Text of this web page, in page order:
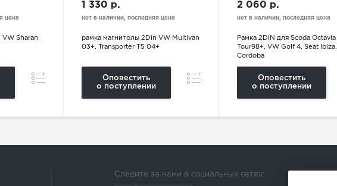
цена
Sharan
Сравнение
1 330 р.
нет в наличии, последняя цена
рамка магнитолы 2Din VW Multivan
03+, Transporter T5 04+
Оповестить
о поступлении
Сравнение
2 060 р.
нет в наличии, последняя цена
Рамка 2DIN для Scoda Оctavia
Tour98+, VW Golf 4, Seat Ibiza,
Cordoba
Оповестить
о поступлении
Следите за нами в социальных сетях: